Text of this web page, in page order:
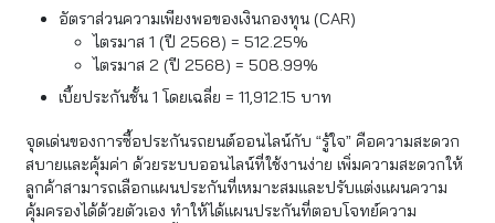
อัตราส่วนความเพียงพอของเงินกองทุน (CAR)
ไตรมาส 1 (ปี 2568) = 512.25%
ไตรมาส 2 (ปี 2568) = 508.99%
เบี้ยประกันชั้น 1 โดยเฉลี่ย = 11,912.15 บาท
จุดเด่นของการซื้อประกันรถยนต์ออนไลน์กับ “รู้ใจ” คือความสะดวก
สบายและคุ้มค่า ด้วยระบบออนไลน์ที่ใช้งานง่าย เพิ่มความสะดวกให้
ลูกค้าสามารถเลือกแผนประกันที่เหมาะสมและปรับแต่งแผนความ
คุ้มครองได้ด้วยตัวเอง ทำให้ได้แผนประกันที่ตอบโจทย์ความ